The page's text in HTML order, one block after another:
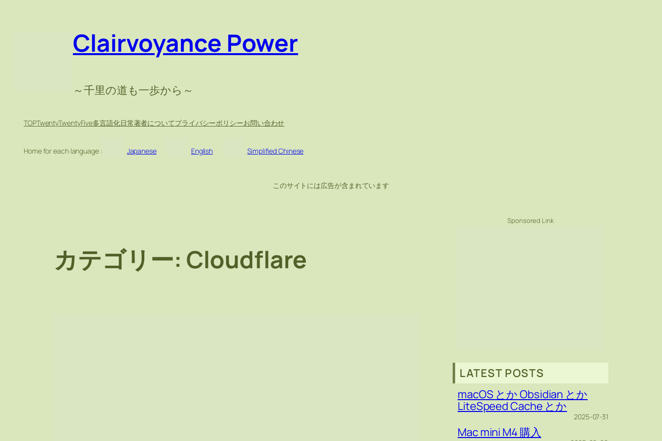
Clairvoyance Power
～千里の道も一歩から～
TOPTwentyTwentyFive多言語化日常著者についてプライバシーポリシーお問い合わせ
Home for each language : Japanese English Simplified Chinese
このサイトには広告が含まれています
カテゴリー: Cloudflare
Sponsored Link
LATEST POSTS
macOS とか Obsidian とか
LiteSpeed Cache とか
2025-07-31
Mac mini M4 購入